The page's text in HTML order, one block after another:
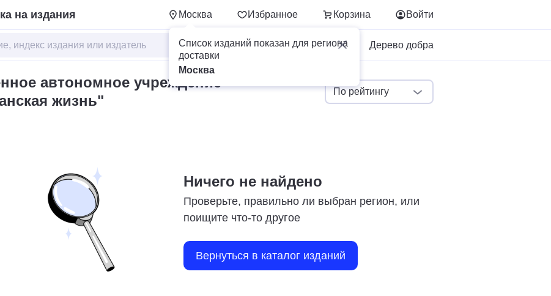
на издания Москва Избранное Корзина
Список изданий показан для региона
доставки
Москва
Войти
Для бизнеса Дерево добра
автономное учреждение
жизнь"
По рейтингу
Ничего не найдено
Проверьте, правильно ли выбран регион, или
поищите что-то другое
Вернуться в каталог изданий